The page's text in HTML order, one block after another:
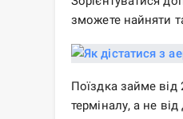
зможете найняти
Поїздка займе від
терміналу, а не